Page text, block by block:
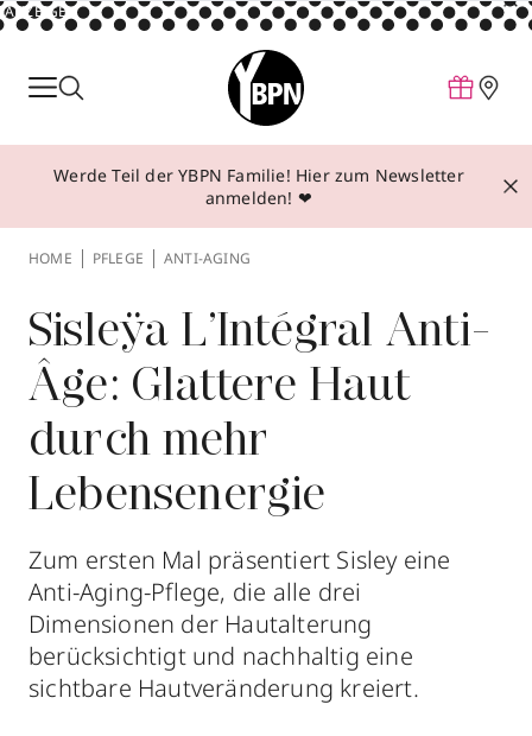
ANZEIGE
Parfum
Make-up
Behandlungen
Über YBPN
Aktionen
Storefinder
Werde Teil der YBPN Familie! Hier zum Newsletter
anmelden! ❤
HOME PFLEGE ANTI-AGING
Sisleÿa L’Intégral Anti-
Âge: Glattere Haut
durch mehr
Lebensenergie
Zum ersten Mal präsentiert Sisley eine
Anti-Aging-Pflege, die alle drei
Dimensionen der Hautalterung
berücksichtigt und nachhaltig eine
sichtbare Hautveränderung kreiert.